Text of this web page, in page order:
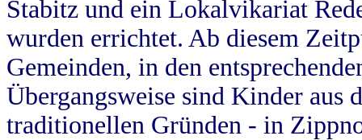
Stabitz und ein Lokalvikariat
wurden errichtet. Ab diesem
Gemeinden, in den
Übergangsweise sind Kinder aus
traditionellen Gründen - in